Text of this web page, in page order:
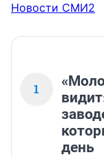
Новости СМИ2
1
день